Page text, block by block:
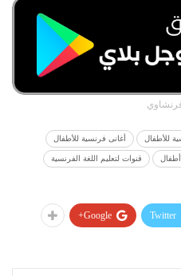
للأطفال أغانى فرنسية للأطفال
قنوات لتعليم اللغة الفرنسية
Twitter
Google+